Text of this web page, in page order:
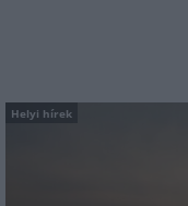
Helyi hírek